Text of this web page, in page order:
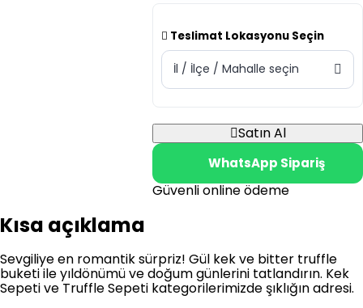
Teslimat Lokasyonu Seçin
İl / İlçe / Mahalle seçin
Satın Al
WhatsApp Sipariş
Güvenli online ödeme
Kısa açıklama
Sevgiliye en romantik sürpriz! Gül kek ve bitter truffle
buketi ile yıldönümü ve doğum günlerini tatlandırın. Kek
Sepeti ve Truffle Sepeti kategorilerimizde şıklığın adresi.